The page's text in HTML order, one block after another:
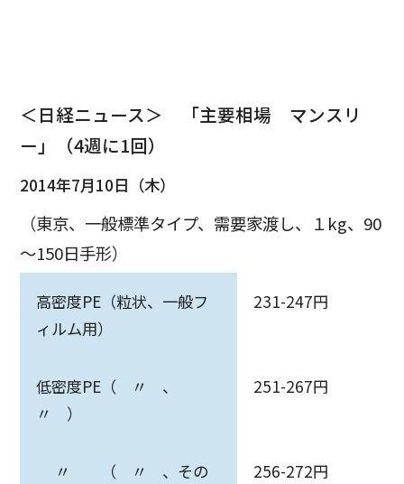
＜日経ニュース＞ 「主要相場 マンスリ
ー」（4週に1回）
2014年7月10日（木）
（東京、一般標準タイプ、需要家渡し、１kg、90
～150日手形）
高密度PE（粒状、一般フ
ィルム用）
231-247円
低密度PE（ 〃 、
〃 ）
251-267円
〃 （ 〃 、その
256-272円